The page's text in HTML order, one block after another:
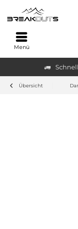
Menü
Übersicht